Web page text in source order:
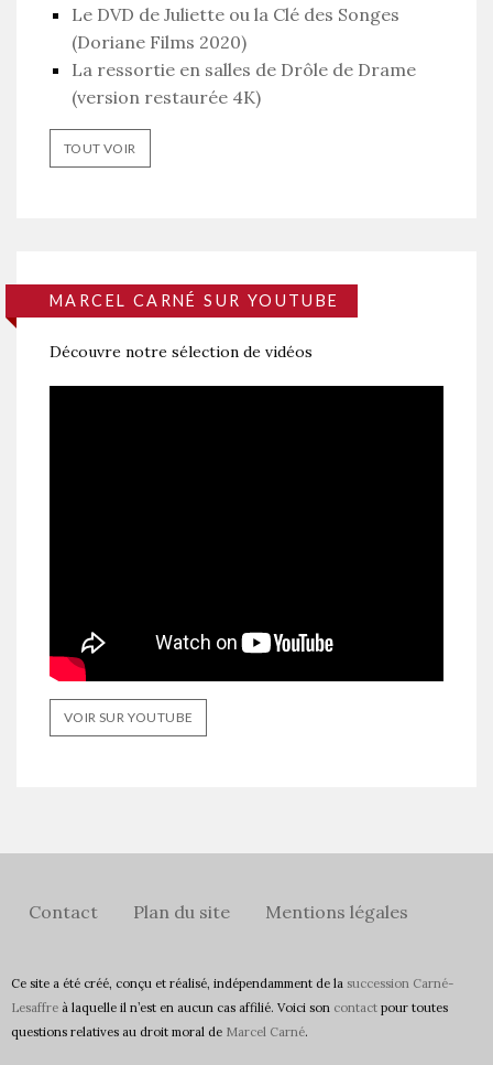
Le DVD de Juliette ou la Clé des Songes
(Doriane Films 2020)
La ressortie en salles de Drôle de Drame
(version restaurée 4K)
TOUT VOIR
MARCEL CARNÉ SUR YOUTUBE
Découvre notre sélection de vidéos
VOIR SUR YOUTUBE
Contact Plan du site Mentions légales
Ce site a été créé, conçu et réalisé, indépendamment de la succession Carné-
Lesaffre à laquelle il n’est en aucun cas affilié. Voici son contact pour toutes
questions relatives au droit moral de Marcel Carné.